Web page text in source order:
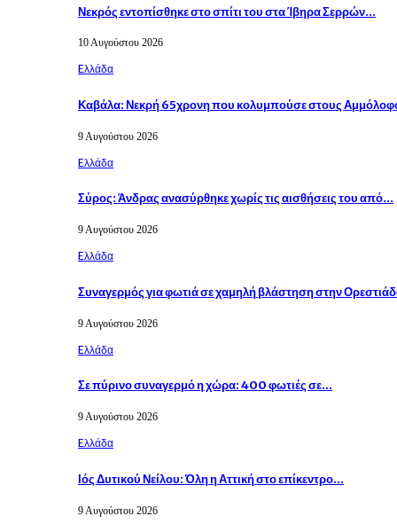
Νεκρός εντοπίσθηκε στο σπίτι του στα Ίβηρα Σερρών…
10 Αυγούστου 2026
Eλλάδα
Καβάλα: Νεκρή 65χρονη που κολυμπούσε στους
9 Αυγούστου 2026
Eλλάδα
Σύρος: Άνδρας ανασύρθηκε χωρίς τις αισθήσεις του από…
9 Αυγούστου 2026
Eλλάδα
Συναγερμός για φωτιά σε χαμηλή βλάστηση στην
9 Αυγούστου 2026
Eλλάδα
Σε πύρινο συναγερμό η χώρα: 400 φωτιές σε…
9 Αυγούστου 2026
Eλλάδα
Ιός Δυτικού Νείλου: Όλη η Αττική στο επίκεντρο…
9 Αυγούστου 2026